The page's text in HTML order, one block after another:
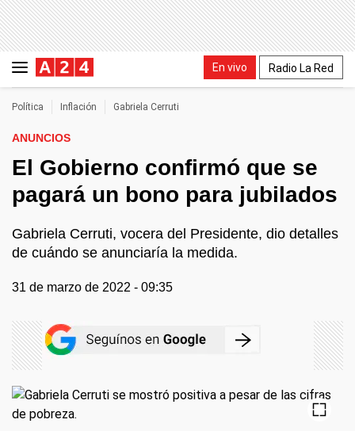
En vivo Radio La Red
Política Inflación Gabriela Cerruti
ANUNCIOS
El Gobierno confirmó que se
pagará un bono para jubilados
Gabriela Cerruti, vocera del Presidente, dio detalles
de cuándo se anunciaría la medida.
31 de marzo de 2022 - 09:35